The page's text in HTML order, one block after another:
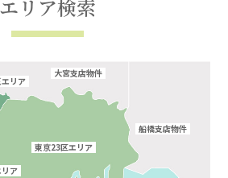
エリア検索
東京23区エリア
ア
リア
大宮支店物件
船橋支店物件